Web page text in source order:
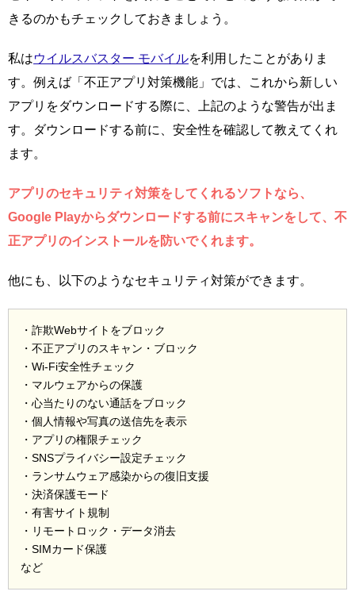
きるのかもチェックしておきましょう。
私はウイルスバスター モバイルを利用したことがありま
す。例えば「不正アプリ対策機能」では、これから新しい
アプリをダウンロードする際に、上記のような警告が出ま
す。ダウンロードする前に、安全性を確認して教えてくれ
ます。
アプリのセキュリティ対策をしてくれるソフトなら、
Google Playからダウンロードする前にスキャンをして、不
正アプリのインストールを防いでくれます。
他にも、以下のようなセキュリティ対策ができます。
・詐欺Webサイトをブロック
・不正アプリのスキャン・ブロック
・Wi-Fi安全性チェック
・マルウェアからの保護
・心当たりのない通話をブロック
・個人情報や写真の送信先を表示
・アプリの権限チェック
・SNSプライバシー設定チェック
・ランサムウェア感染からの復旧支援
・決済保護モード
・有害サイト規制
・リモートロック・データ消去
・SIMカード保護
など